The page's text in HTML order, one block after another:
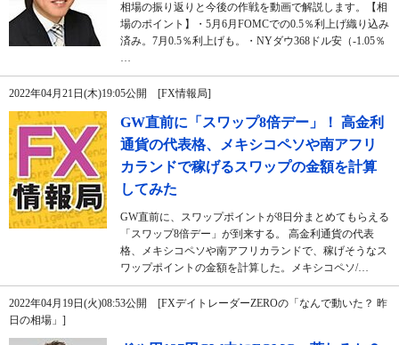
相場の振り返りと今後の作戦を動画で解説します。【相
場のポイント】・5月6月FOMCでの0.5％利上げ織り込み
済み。7月0.5％利上げも。・NYダウ368ドル安（-1.05％
…
2022年04月21日(木)19:05公開 [FX情報局]
GW直前に「スワップ8倍デー」！ 高金利
通貨の代表格、メキシコペソや南アフリ
カランドで稼げるスワップの金額を計算
してみた
GW直前に、スワップポイントが8日分まとめてもらえる
「スワップ8倍デー」が到来する。 高金利通貨の代表
格、メキシコペソや南アフリカランドで、稼げそうなス
ワップポイントの金額を計算した。メキシコペソ/…
2022年04月19日(火)08:53公開 [FXデイトレーダーZEROの「なんで動いた？ 昨
日の相場」]